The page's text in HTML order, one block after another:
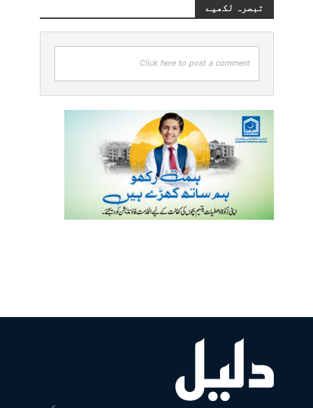
تبصرہ لکھیے
Click here to post a comment